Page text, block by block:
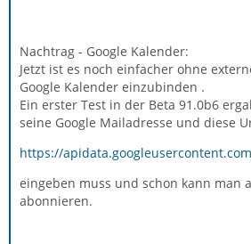
Nachtrag - Google Kalender:
Jetzt ist es noch einfacher ohne
Google Kalender einzubinden .
Ein erster Test in der Beta 91.0b6
seine Google Mailadresse und diese
https://
eingeben muss und schon kann man
abonnieren.